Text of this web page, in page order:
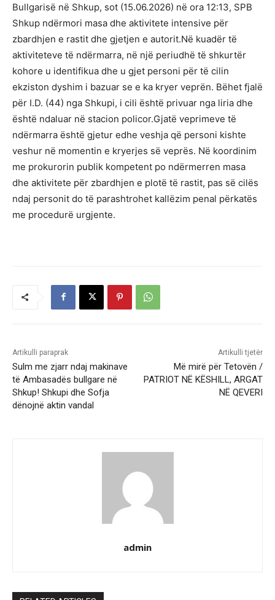
Bullgarisë në Shkup, sot (15.06.2026) në ora 12:13, SPB
Shkup ndërmori masa dhe aktivitete intensive për
zbardhjen e rastit dhe gjetjen e autorit.Në kuadër të
aktiviteteve të ndërmarra, në një periudhë të shkurtër
kohore u identifikua dhe u gjet personi për të cilin
ekziston dyshim i bazuar se e ka kryer veprën. Bëhet fjalë
për I.D. (44) nga Shkupi, i cili është privuar nga liria dhe
është ndaluar në stacion policor.Gjatë veprimeve të
ndërmarra është gjetur edhe veshja që personi kishte
veshur në momentin e kryerjes së veprës. Në koordinim
me prokurorin publik kompetent po ndërmerren masa
dhe aktivitete për zbardhjen e plotë të rastit, pas së cilës
ndaj personit do të parashtrohet kallëzim penal përkatës
me procedurë urgjente.
Artikulli paraprak
Sulm me zjarr ndaj makinave
të Ambasadës bullgare në
Shkup! Shkupi dhe Sofja
dënojnë aktin vandal
Artikulli tjetër
Më mirë për Tetovën /
PATRIOT NË KËSHILL, ARGAT
NË QEVERI
admin